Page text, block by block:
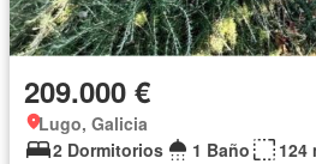
209.000 €
Lugo, Galicia
2 Dormitorios
1 Baño 124